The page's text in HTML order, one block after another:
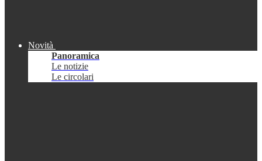
Novità
Panoramica
Le notizie
Le circolari